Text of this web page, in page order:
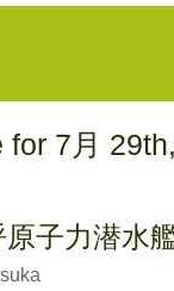
for 7月
原子力潜水